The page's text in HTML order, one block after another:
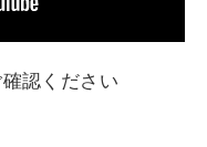
認ください